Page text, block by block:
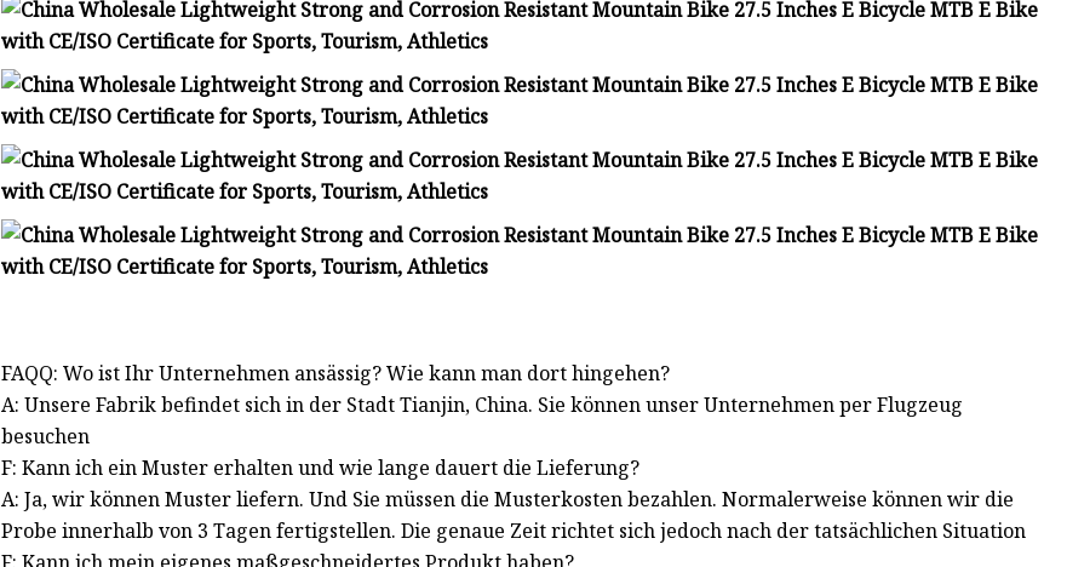
FAQQ: Wo ist Ihr Unternehmen ansässig? Wie kann man dort hingehen?
A: Unsere Fabrik befindet sich in der Stadt Tianjin, China. Sie können unser Unternehmen per Flugzeug
besuchen
F: Kann ich ein Muster erhalten und wie lange dauert die Lieferung?
A: Ja, wir können Muster liefern. Und Sie müssen die Musterkosten bezahlen. Normalerweise können wir die
Probe innerhalb von 3 Tagen fertigstellen. Die genaue Zeit richtet sich jedoch nach der tatsächlichen Situation
F: Kann ich mein eigenes maßgeschneidertes Produkt haben?